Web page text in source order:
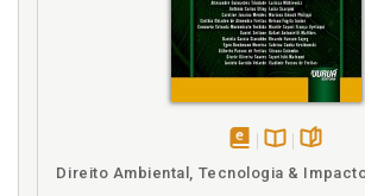
na
Direito Ambiental, Tecnologia &